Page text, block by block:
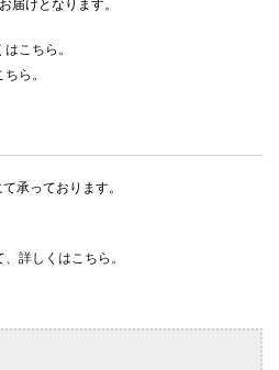
届けとなります。
こちら。
ら。
承っております。
詳しくはこちら。